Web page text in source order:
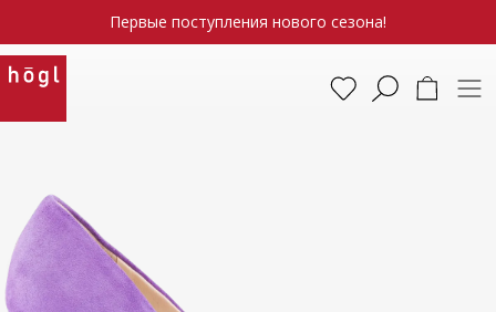
Первые поступления нового сезона!